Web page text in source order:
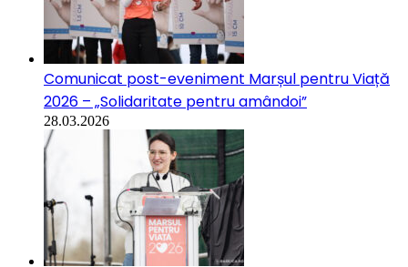
Comunicat post-eveniment Marșul pentru Viață
2026 – „Solidaritate pentru amândoi”
28.03.2026